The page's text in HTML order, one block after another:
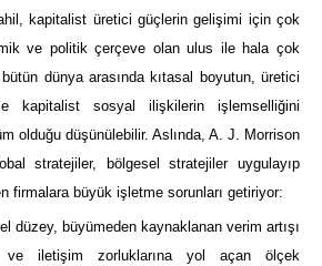
kapitalist üretici güçlerin gelişimi için çok
ve politik çerçeve olan ulus ile hala çok
dünya arasında kıtasal boyutun, üretici
kapitalist sosyal ilişkilerin işlemselliğini
olduğu düşünülebilir. Aslında, A. J. Morrison
stratejiler, bölgesel stratejiler uygulayıp
firmalara büyük işletme sorunları getiriyor:
düzey, büyümeden kaynaklanan verim artışı
iletişim zorluklarına yol açan ölçek